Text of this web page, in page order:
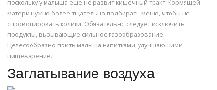
поскольку у малыша еще не развит кишечный тракт. Кормящей
матери нужно более тщательно подбирать меню, чтобы не
спровоцировать колики. Обязательно следует исключить
продукты, вызывающие сильное газообразование.
Целесообразно поить малыша напитками, улучшающими
пищеварение.
Заглатывание воздуха